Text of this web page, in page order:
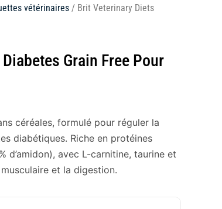
vétérinaires / Brit Veterinary Diets
Grain Free Pour
céréales, formulé pour réguler la
diabétiques. Riche en protéines
d’amidon), avec L-carnitine, taurine et
et la digestion.